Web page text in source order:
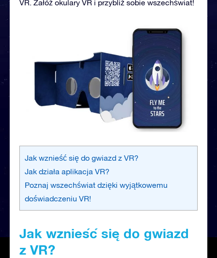
VR. Załóż okulary VR i przybliż sobie wszechświat!
Jak wznieść się do gwiazd z VR?
Jak działa aplikacja VR?
Poznaj wszechświat dzięki wyjątkowemu
doświadczeniu VR!
Jak wznieść się do gwiazd
z VR?